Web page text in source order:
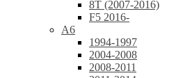
8T (2007-2016)
F5 2016-
A6
1994-1997
2004-2008
2008-2011